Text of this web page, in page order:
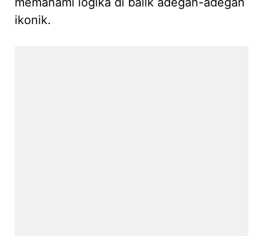
ikonik.